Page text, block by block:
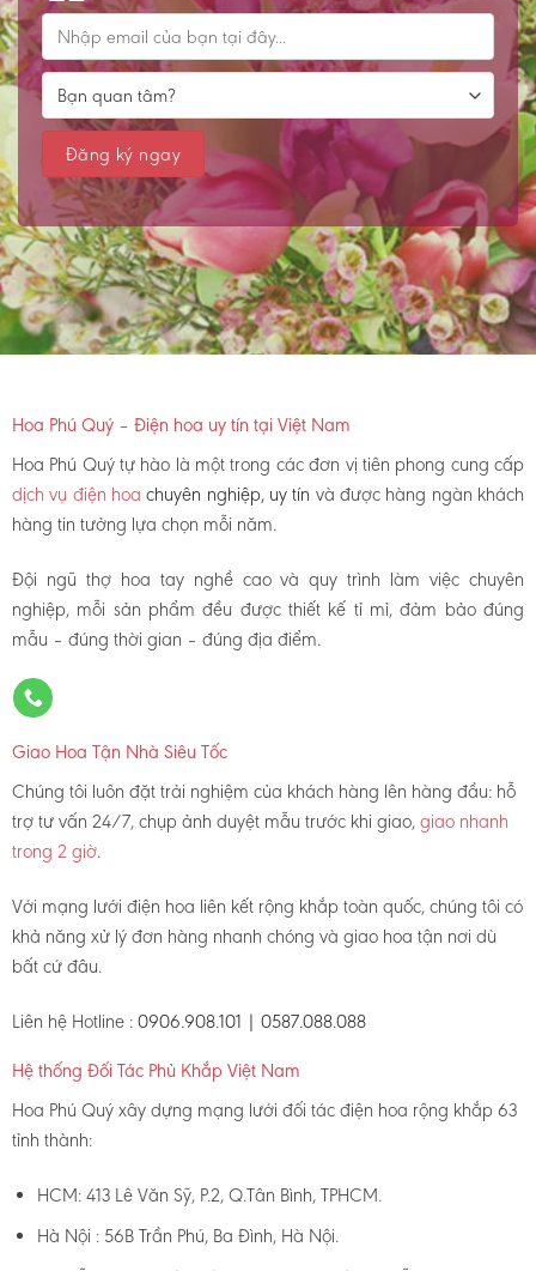
Hoa Phú Quý – Điện hoa uy tín tại Việt Nam
Hoa Phú Quý tự hào là một trong các đơn vị tiên phong cung cấp
dịch vụ điện hoachuyên nghiệp, uy tín và được hàng ngàn khách
hàng tin tưởng lựa chọn mỗi năm.
Đội ngũ thợ hoa tay nghề cao và quy trình làm việc chuyên
nghiệp, mỗi sản phẩm đều được thiết kế tỉ mỉ, đảm bảo đúng
mẫu – đúng thời gian – đúng địa điểm.
Giao Hoa Tận Nhà Siêu Tốc
Chúng tôi luôn đặt trải nghiệm của khách hàng lên hàng đầu: hỗ
trợ tư vấn 24/7, chụp ảnh duyệt mẫu trước khi giao,giao nhanh
trong 2 giờ.
Với mạng lưới điện hoa liên kết rộng khắp toàn quốc, chúng tôi có
khả năng xử lý đơn hàng nhanh chóng và giao hoa tận nơi dù
bất cứ đâu.
Liên hệ Hotline : 0906.908.101 | 0587.088.088
Hệ thống Đối Tác Phủ Khắp Việt Nam
Hoa Phú Quý xây dựng mạng lưới đối tác điện hoa rộng khắp 63
tỉnh thành:
HCM: 413 Lê Văn Sỹ, P.2, Q.Tân Bình, TPHCM.
Hà Nội : 56B Trần Phú, Ba Đình, Hà Nội.